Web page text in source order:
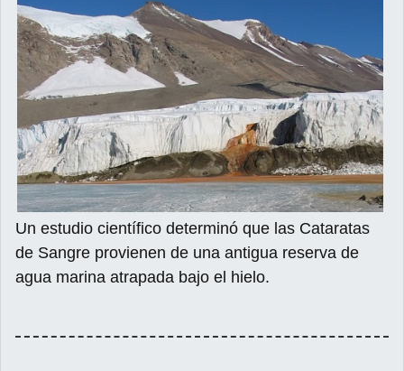
Un estudio científico determinó que las Cataratas
de Sangre provienen de una antigua reserva de
agua marina atrapada bajo el hielo.